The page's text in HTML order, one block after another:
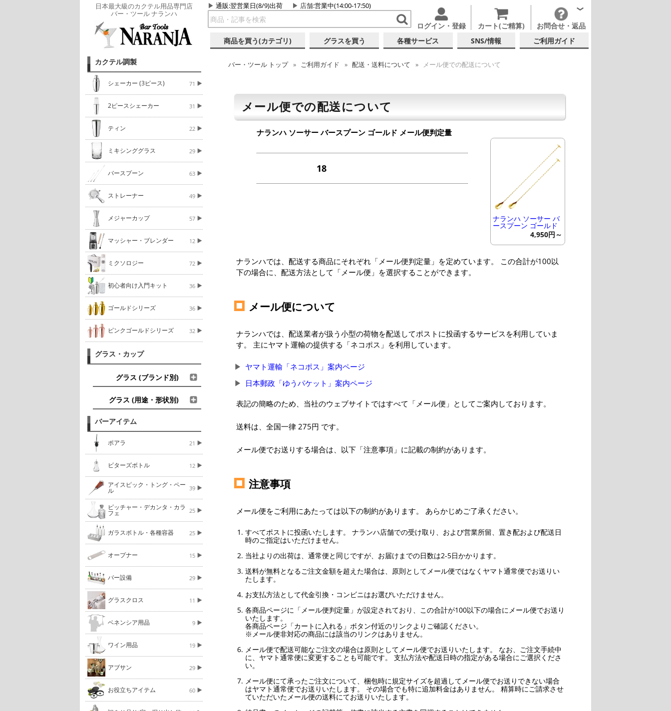
日本最大級のカクテル用品専門店
バー・ツール ナランハ
通販:翌営業日(8/9)出荷 店舗:営業中(14:00-17:50)
ログイン・登録 カート(ご精算) お問合せ・返品
商品を買う(カテゴリ) グラスを買う 各種サービス SNS/情報 ご利用ガイド
カクテル調製
シェーカー (3ピース) 71
2ピースシェーカー 31
ティン 22
ミキシンググラス 29
バースプーン 63
ストレーナー 49
メジャーカップ 57
マッシャー・ブレンダー 12
ミクソロジー 72
初心者向け入門キット 36
ゴールドシリーズ 36
ピンクゴールドシリーズ 32
グラス・カップ
グラス (ブランド別)
グラス (用途・形状別)
バーアイテム
ポアラ 21
ビターズボトル 12
アイスピック・トング・ペー
ル 39
ピッチャー・デカンタ・カラ
フェ 25
ガラスボトル・各種容器 25
オープナー 15
バー設備 29
グラスクロス 11
ベネンシア用品 9
ワイン用品 19
アブサン 29
お役立ちアイテム 60
バー・ツールトップ ご利用ガイド 配送・送料について メール便での配送について
メール便での配送について
ナランハ ソーサー バースプーン ゴールド メール便判定量
18
ナランハ ソーサー バ
ースプーン ゴールド
4,950円～
ナランハでは、配送する商品にそれぞれ「メール便判定量」を定めています。 この合計が100以
下の場合に、配送方法として「メール便」を選択することができます。
メール便について
ナランハでは、配送業者が扱う小型の荷物を配送してポストに投函するサービスを利用していま
す。 主にヤマト運輸の提供する「ネコポス」を利用しています。
ヤマト運輸「ネコポス」案内ページ
日本郵政「ゆうパケット」案内ページ
表記の簡略のため、当社のウェブサイトではすべて「メール便」としてご案内しております。
送料は、全国一律 275円 です。
メール便でお送りする場合は、以下「注意事項」に記載の制約があります。
注意事項
メール便をご利用にあたっては以下の制約があります。 あらかじめご了承ください。
すべてポストに投函いたします。 ナランハ店舗での受け取り、および営業所留、置き配および配送日
時のご指定はいただけません。
当社よりの出荷は、通常便と同じですが、お届けまでの日数は2-5日かかります。
送料が無料となるご注文金額を超えた場合は、原則としてメール便ではなくヤマト通常便でお送りい
たします。
お支払方法として代金引換・コンビニはお選びいただけません。
各商品ページに「メール便判定量」が設定されており、この合計が100以下の場合にメール便でお送り
いたします。
各商品ページ「カートに入れる」ボタン付近のリンクよりご確認ください。
※メール便非対応の商品には該当のリンクはありません。
メール便で配送可能なご注文の場合は原則としてメール便でお送りいたします。 なお、ご注文手続中
に、ヤマト通常便に変更することも可能です。 支払方法や配送日時の指定がある場合にご選択くださ
い。
メール便にて承ったご注文について、梱包時に規定サイズを超過してメール便でお送りできない場合
はヤマト通常便でお送りいたします。 その場合でも特に追加料金はありません。 精算時にご請求させ
ていただいたメール便の送料にてお送りいたします。